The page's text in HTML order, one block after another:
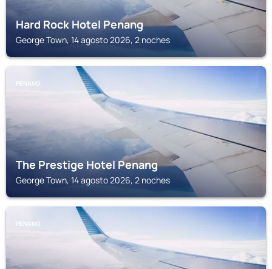
Hard Rock Hotel Penang
George Town, 14 agosto 2026, 2 noches
PENANG
The Prestige Hotel Penang
George Town, 14 agosto 2026, 2 noches
PENANG